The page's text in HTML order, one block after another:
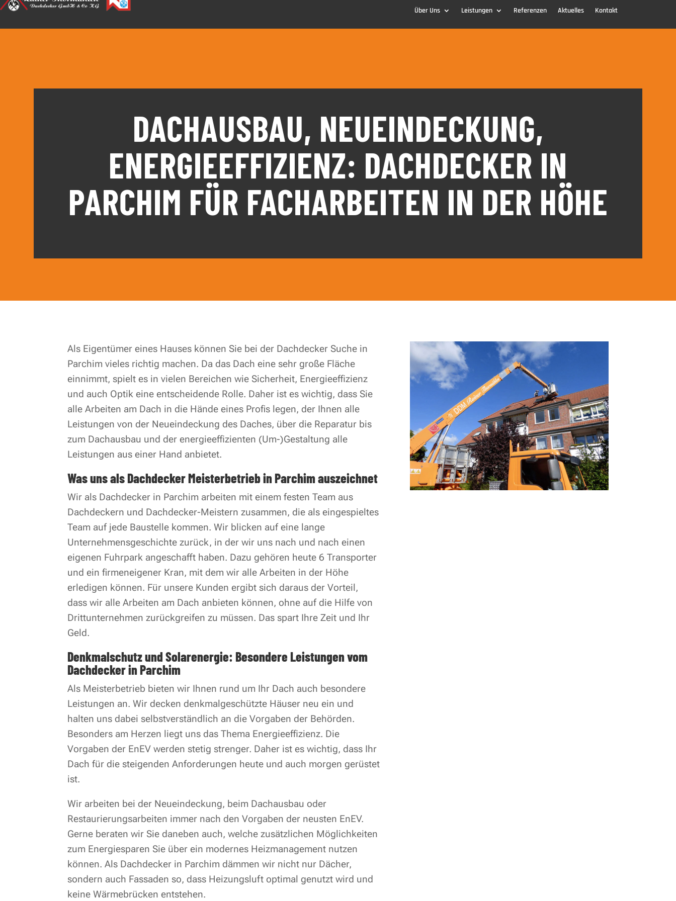
Über Uns Leistungen Referenzen Aktuelles Kontakt
DACHAUSBAU, NEUEINDECKUNG,
ENERGIEEFFIZIENZ: DACHDECKER IN
PARCHIM FÜR FACHARBEITEN IN DER HÖHE
Als Eigentümer eines Hauses können Sie bei der Dachdecker Suche in
Parchim vieles richtig machen. Da das Dach eine sehr große Fläche
einnimmt, spielt es in vielen Bereichen wie Sicherheit, Energieeffizienz
und auch Optik eine entscheidende Rolle. Daher ist es wichtig, dass Sie
alle Arbeiten am Dach in die Hände eines Profis legen, der Ihnen alle
Leistungen von der Neueindeckung des Daches, über die Reparatur bis
zum Dachausbau und der energieeffizienten (Um-)Gestaltung alle
Leistungen aus einer Hand anbietet.
Was uns als Dachdecker Meisterbetrieb in Parchim auszeichnet
Wir als Dachdecker in Parchim arbeiten mit einem festen Team aus
Dachdeckern und Dachdecker-Meistern zusammen, die als eingespieltes
Team auf jede Baustelle kommen. Wir blicken auf eine lange
Unternehmensgeschichte zurück, in der wir uns nach und nach einen
eigenen Fuhrpark angeschafft haben. Dazu gehören heute 6 Transporter
und ein firmeneigener Kran, mit dem wir alle Arbeiten in der Höhe
erledigen können. Für unsere Kunden ergibt sich daraus der Vorteil,
dass wir alle Arbeiten am Dach anbieten können, ohne auf die Hilfe von
Drittunternehmen zurückgreifen zu müssen. Das spart Ihre Zeit und Ihr
Geld.
Denkmalschutz und Solarenergie: Besondere Leistungen vom
Dachdecker in Parchim
Als Meisterbetrieb bieten wir Ihnen rund um Ihr Dach auch besondere
Leistungen an. Wir decken denkmalgeschützte Häuser neu ein und
halten uns dabei selbstverständlich an die Vorgaben der Behörden.
Besonders am Herzen liegt uns das Thema Energieeffizienz. Die
Vorgaben der EnEV werden stetig strenger. Daher ist es wichtig, dass Ihr
Dach für die steigenden Anforderungen heute und auch morgen gerüstet
ist.
Wir arbeiten bei der Neueindeckung, beim Dachausbau oder
Restaurierungsarbeiten immer nach den Vorgaben der neusten EnEV.
Gerne beraten wir Sie daneben auch, welche zusätzlichen Möglichkeiten
zum Energiesparen Sie über ein modernes Heizmanagement nutzen
können. Als Dachdecker in Parchim dämmen wir nicht nur Dächer,
sondern auch Fassaden so, dass Heizungsluft optimal genutzt wird und
keine Wärmebrücken entstehen.